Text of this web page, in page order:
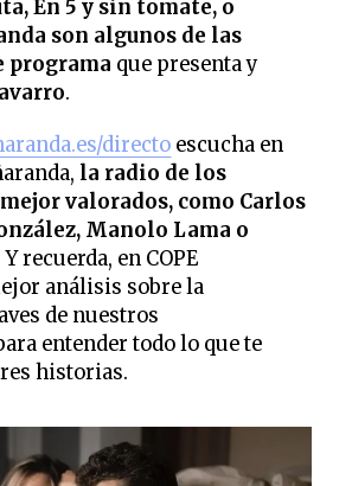
En 5 y sin tomate, o
son algunos de las
programa que presenta y
.
directo escucha en
la radio de los
valorados, como Carlos
Manolo Lama o
Y recuerda, en COPE
análisis sobre la
de nuestros
entender todo lo que te
historias.